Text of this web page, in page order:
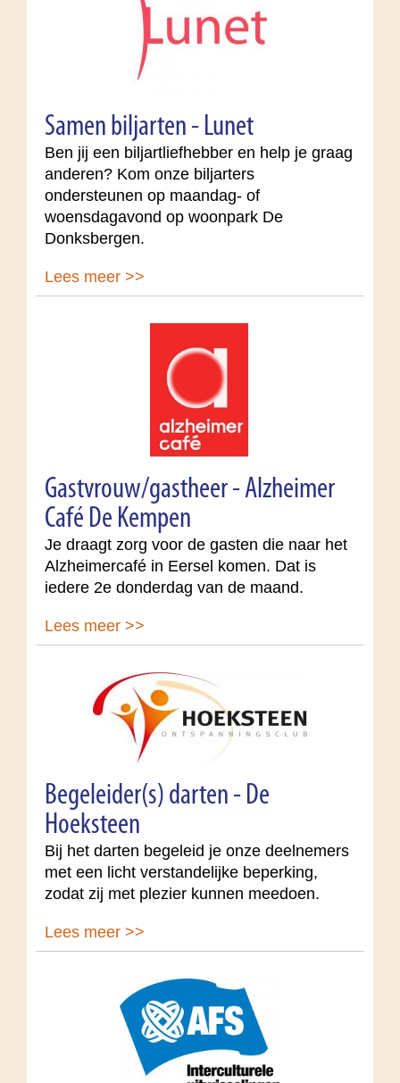
Samen biljarten - Lunet
Ben jij een biljartliefhebber en help je graag
anderen? Kom onze biljarters
ondersteunen op maandag- of
woensdagavond op woonpark De
Donksbergen.
Lees meer >>
Gastvrouw/gastheer - Alzheimer
Café De Kempen
Je draagt zorg voor de gasten die naar het
Alzheimercafé in Eersel komen. Dat is
iedere 2e donderdag van de maand.
Lees meer >>
Begeleider(s) darten - De
Hoeksteen
Bij het darten begeleid je onze deelnemers
met een licht verstandelijke beperking,
zodat zij met plezier kunnen meedoen.
Lees meer >>